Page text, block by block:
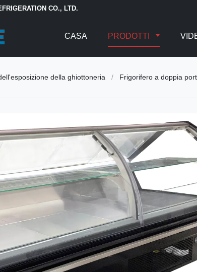
CO., LTD.
CASA PRODOTTI
della ghiottoneria / Frigorifero a doppia